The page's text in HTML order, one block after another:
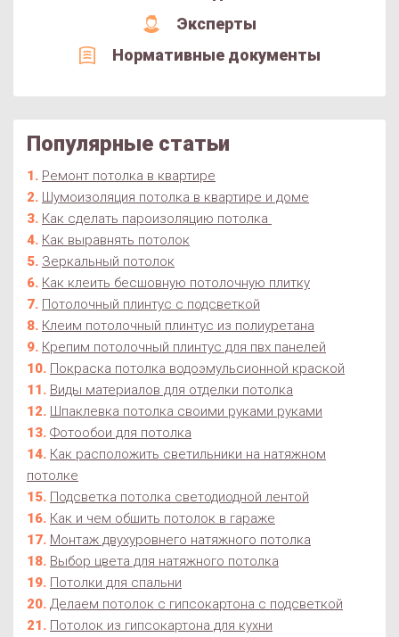
Эксперты
Нормативные документы
Популярные статьи
Ремонт потолка в квартире
Шумоизоляция потолка в квартире и доме
Как сделать пароизоляцию потолка
Как выравнять потолок
Зеркальный потолок
Как клеить бесшовную потолочную плитку
Потолочный плинтус с подсветкой
Клеим потолочный плинтус из полиуретана
Крепим потолочный плинтус для пвх панелей
Покраска потолка водоэмульсионной краской
Виды материалов для отделки потолка
Шпаклевка потолка своими руками руками
Фотообои для потолка
Как расположить светильники на натяжном
потолке
Подсветка потолка светодиодной лентой
Как и чем обшить потолок в гараже
Монтаж двухуровнего натяжного потолка
Выбор цвета для натяжного потолка
Потолки для спальни
Делаем потолок с гипсокартона с подсветкой
Потолок из гипсокартона для кухни